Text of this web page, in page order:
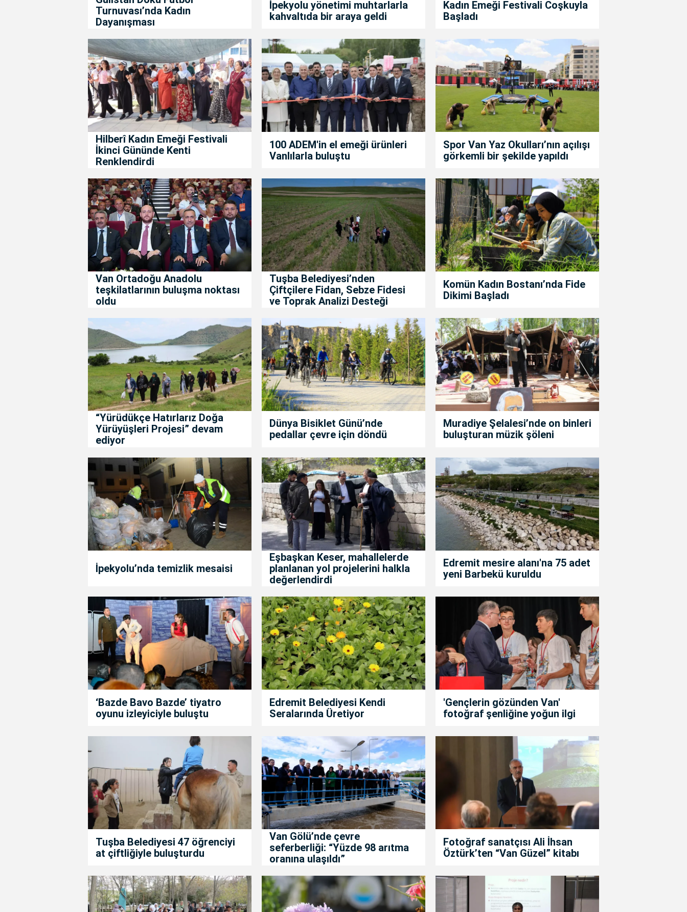
Turnuvası’nda Kadın
Dayanışması
İpekyolu yönetimi muhtarlarla
kahvaltıda bir araya geldi
Kadın Emeği Festivali Coşkuyla
Başladı
Hilberî Kadın Emeği Festivali
İkinci Gününde Kenti
Renklendirdi
100 ADEM'in el emeği ürünleri
Vanlılarla buluştu
Spor Van Yaz Okulları’nın açılışı
görkemli bir şekilde yapıldı
Van Ortadoğu Anadolu
teşkilatlarının buluşma noktası
oldu
Tuşba Belediyesi’nden
Çiftçilere Fidan, Sebze Fidesi
ve Toprak Analizi Desteği
Komün Kadın Bostanı’nda Fide
Dikimi Başladı
“Yürüdükçe Hatırlarız Doğa
Yürüyüşleri Projesi” devam
ediyor
Dünya Bisiklet Günü’nde
pedallar çevre için döndü
Muradiye Şelalesi’nde on binleri
buluşturan müzik şöleni
İpekyolu’nda temizlik mesaisi
Eşbaşkan Keser, mahallelerde
planlanan yol projelerini halkla
değerlendirdi
Edremit mesire alanı'na 75 adet
yeni Barbekü kuruldu
‘Bazde Bavo Bazde’ tiyatro
oyunu izleyiciyle buluştu
Edremit Belediyesi Kendi
Seralarında Üretiyor
'Gençlerin gözünden Van'
fotoğraf şenliğine yoğun ilgi
Tuşba Belediyesi 47 öğrenciyi
at çiftliğiyle buluşturdu
Van Gölü’nde çevre
seferberliği: “Yüzde 98 arıtma
oranına ulaşıldı”
Fotoğraf sanatçısı Ali İhsan
Öztürk’ten “Van Güzel” kitabı